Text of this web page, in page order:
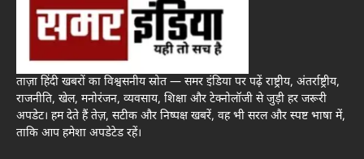
ताज़ा हिंदी खबरों का विश्वसनीय स्रोत — समर इंडिया पर पढ़ें राष्ट्रीय, अंतर्राष्ट्रीय,
राजनीति, खेल, मनोरंजन, व्यवसाय, शिक्षा और टेक्नोलॉजी से जुड़ी हर जरूरी
अपडेट। हम देते हैं तेज़, सटीक और निष्पक्ष खबरें, वह भी सरल और स्पष्ट भाषा में,
ताकि आप हमेशा अपडेटेड रहें।